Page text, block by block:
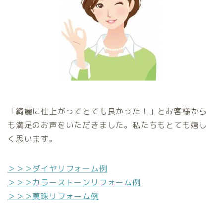
「綺麗に仕上がってとても良かった！」とお客様から
も満足のお声をいただきました。私たちもとても嬉し
く思います。
＞＞＞ダイヤリフォーム例
＞＞＞カラーストーンリフォーム例
＞＞＞真珠リフォーム例